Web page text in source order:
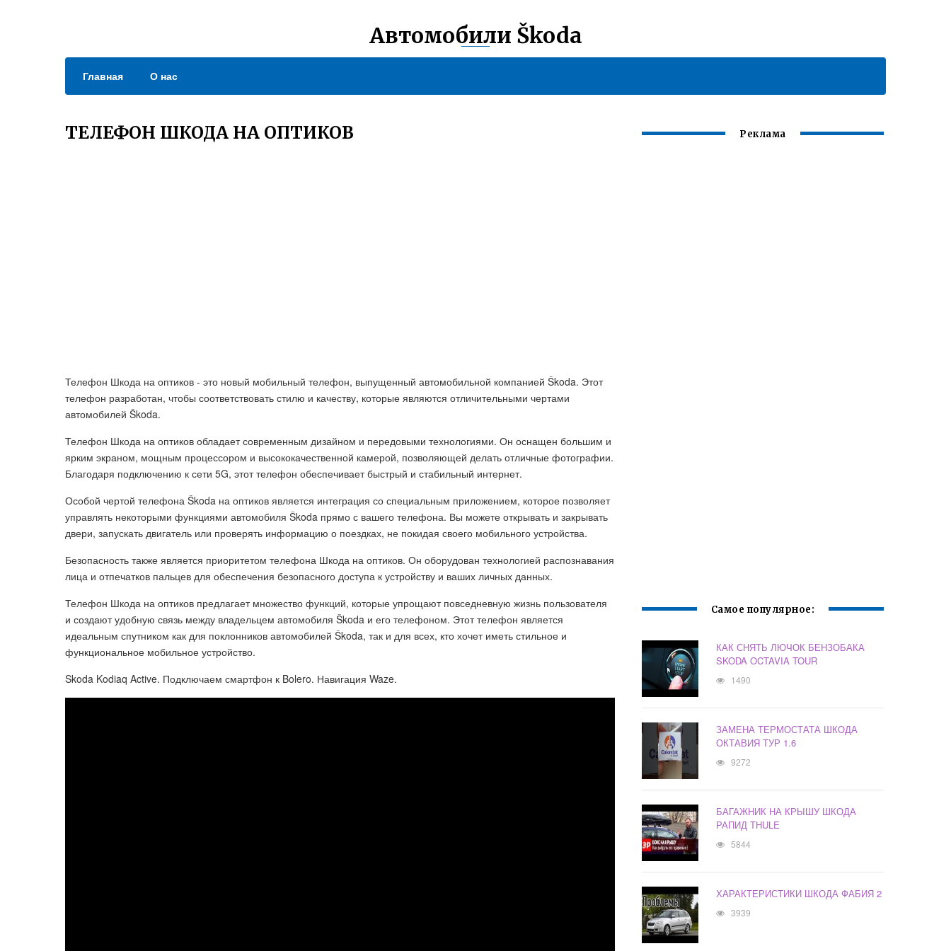
Автомобили Škoda
Главная О нас
ТЕЛЕФОН ШКОДА НА ОПТИКОВ
Телефон Шкода на оптиков - это новый мобильный телефон, выпущенный автомобильной компанией Škoda. Этот
телефон разработан, чтобы соответствовать стилю и качеству, которые являются отличительными чертами
автомобилей Škoda.
Телефон Шкода на оптиков обладает современным дизайном и передовыми технологиями. Он оснащен большим и
ярким экраном, мощным процессором и высококачественной камерой, позволяющей делать отличные фотографии.
Благодаря подключению к сети 5G, этот телефон обеспечивает быстрый и стабильный интернет.
Особой чертой телефона Škoda на оптиков является интеграция со специальным приложением, которое позволяет
управлять некоторыми функциями автомобиля Škoda прямо с вашего телефона. Вы можете открывать и закрывать
двери, запускать двигатель или проверять информацию о поездках, не покидая своего мобильного устройства.
Безопасность также является приоритетом телефона Шкода на оптиков. Он оборудован технологией распознавания
лица и отпечатков пальцев для обеспечения безопасного доступа к устройству и ваших личных данных.
Телефон Шкода на оптиков предлагает множество функций, которые упрощают повседневную жизнь пользователя
и создают удобную связь между владельцем автомобиля Škoda и его телефоном. Этот телефон является
идеальным спутником как для поклонников автомобилей Škoda, так и для всех, кто хочет иметь стильное и
функциональное мобильное устройство.
Skoda Kodiaq Active. Подключаем смартфон к Bolero. Навигация Waze.
Реклама
Самое популярное:
КАК СНЯТЬ ЛЮЧОК БЕНЗОБАКА
SKODA OCTAVIA TOUR
1490
ЗАМЕНА ТЕРМОСТАТА ШКОДА
ОКТАВИЯ ТУР 1.6
9272
БАГАЖНИК НА КРЫШУ ШКОДА
РАПИД THULE
5844
ХАРАКТЕРИСТИКИ ШКОДА ФАБИЯ 2
3939